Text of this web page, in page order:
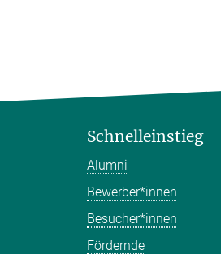
Schnelleinstieg
Alumni
Bewerber*innen
Besucher*innen
Fördernde